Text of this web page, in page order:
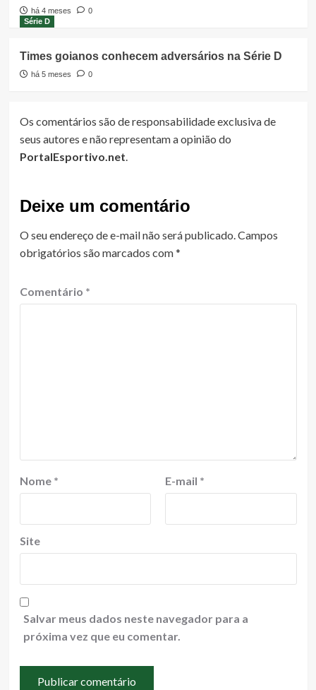
há 4 meses
0
Série D
Times goianos conhecem adversários na Série D
há 5 meses 0
Os comentários são de responsabilidade exclusiva de
seus autores e não representam a opinião do
PortalEsportivo.net
Deixe um comentário
O seu endereço de e-mail não será publicado. Campos
obrigatórios são marcados com*
Comentário *
Nome * E-mail *
Site
Salvar meus dados neste navegador para a
próxima vez que eu comentar.